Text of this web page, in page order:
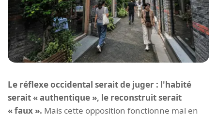
Le réflexe occidental serait de juger : l'habité
serait « authentique », le reconstruit serait
« faux ». Mais cette opposition fonctionne mal en